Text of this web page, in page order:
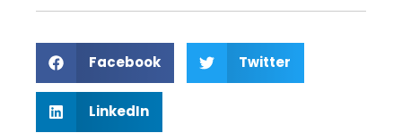
Facebook Twitter
LinkedIn